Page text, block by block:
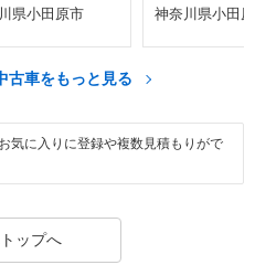
県小田原市 神奈川県小田
古車をもっと見る
気に入りに登録や複数見積もりがで
ップへ